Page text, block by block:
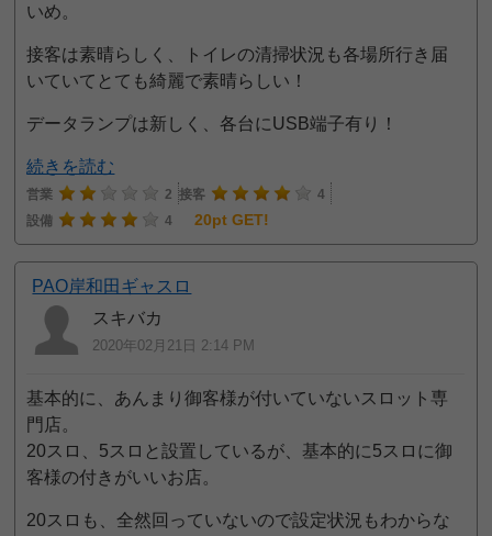
いめ。
接客は素晴らしく、トイレの清掃状況も各場所行き届
いていてとても綺麗で素晴らしい！
データランプは新しく、各台にUSB端子有り！
続きを読む
営業 2 接客
4
設備
4 20pt GET!
PAO岸和田ギャスロ
スキバカ
2020年02月21日 2:14 PM
基本的に、あんまり御客様が付いていないスロット専
門店。
20スロ、5スロと設置しているが、基本的に5スロに御
客様の付きがいいお店。
20スロも、全然回っていないので設定状況もわからな